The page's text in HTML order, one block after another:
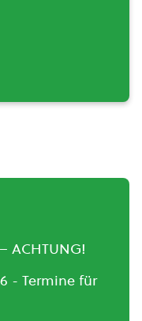
ACHTUNG!
- Termine für